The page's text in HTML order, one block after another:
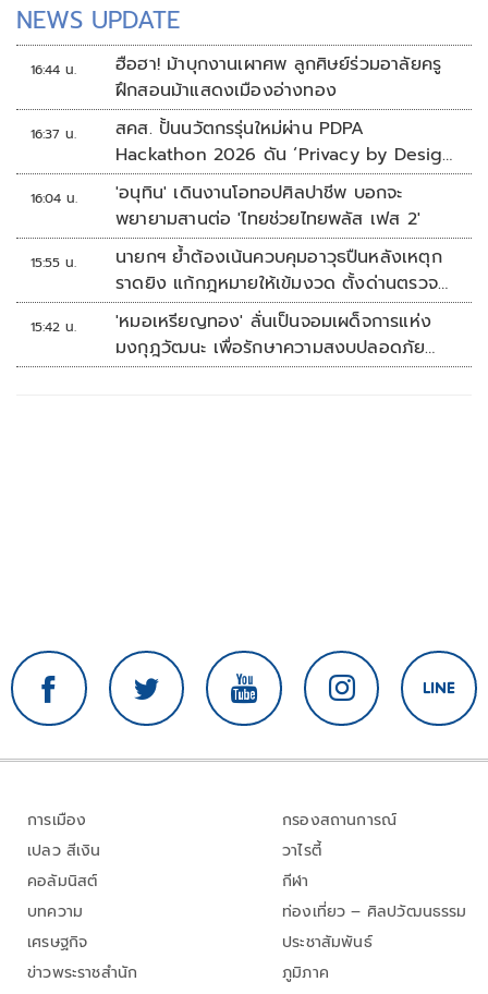
NEWS UPDATE
16:44 น.
ฮือฮา! ม้าบุกงานเผาศพ ลูกศิษย์ร่วมอาลัยครู
ฝึกสอนม้าแสดงเมืองอ่างทอง
16:37 น.
สคส. ปั้นนวัตกรรุ่นใหม่ผ่าน PDPA
Hackathon 2026 ดัน ‘Privacy by Design
for all’ สู่โซลูชันคุ้มครองข้อมูลส่วนบุคคลที่
ใช้ได้จริง
16:04 น.
'อนุทิน' เดินงานโอทอปศิลปาชีพ บอกจะ
พยายามสานต่อ 'ไทยช่วยไทยพลัส เฟส 2'
15:55 น.
นายกฯ ย้ำต้องเน้นควบคุมอาวุธปืนหลังเหตุก
ราดยิง แก้กฎหมายให้เข้มงวด ตั้งด่านตรวจ
เพิ่ม
15:42 น.
'หมอเหรียญทอง' ลั่นเป็นจอมเผด็จการแห่ง
มงกุฎวัฒนะ เพื่อรักษาความสงบปลอดภัย
ภายในรพ.
การเมือง
เปลว สีเงิน
คอลัมนิสต์
บทความ
เศรษฐกิจ
ข่าวพระราชสำนัก
กรองสถานการณ์
วาไรตี้
กีฬา
ท่องเที่ยว – ศิลปวัฒนธรรม
ประชาสัมพันธ์
ภูมิภาค